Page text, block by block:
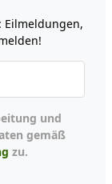
Eilmeldungen,
gemäß
zu.